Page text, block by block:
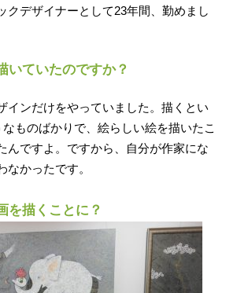
クデザイナーとして23年間、勤めまし
いていたのですか？
インだけをやっていました。描くとい
ものばかりで、絵らしい絵を描いたこ
んですよ。ですから、自分が作家にな
なかったです。
を描くことに？